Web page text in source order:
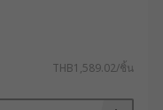
THB1,589.02/ชิ้น